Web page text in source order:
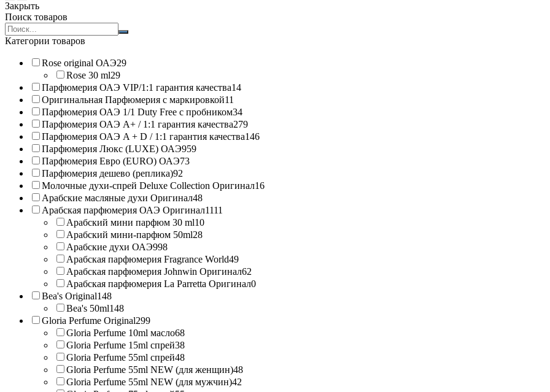
Закрыть
Поиск товаров
Search
products:
Категории товаров
Rose original ОАЭ29
Rose 30 ml29
Парфюмерия ОАЭ VIP/1:1 гарантия качества14
Оригинальная Парфюмерия с маркировкой11
Парфюмерия ОАЭ 1/1 Duty Free с пробником34
Парфюмерия ОАЭ A+ / 1:1 гарантия качества279
Парфюмерия ОАЭ A + D / 1:1 гарантия качества146
Парфюмерия Люкс (LUXE) ОАЭ959
Парфюмерия Евро (EURO) ОАЭ73
Парфюмерия дешево (реплика)92
Молочные духи-спрей Deluxe Collection Оригинал16
Арабские масляные духи Оригинал48
Арабская парфюмерия ОАЭ Оригинал1111
Арабский мини парфюм 30 ml10
Арабский мини-парфюм 50ml28
Арабские духи ОАЭ998
Арабская парфюмерия Fragrance World49
Арабская парфюмерия Johnwin Оригинал62
Арабская парфюмерия La Parretta Оригинал0
Bea's Original148
Bea's 50ml148
Gloria Perfume Original299
Gloria Perfume 10ml масло68
Gloria Perfume 15ml спрей38
Gloria Perfume 55ml спрей48
Gloria Perfume 55ml NEW (для женщин)48
Gloria Perfume 55ml NEW (для мужчин)42